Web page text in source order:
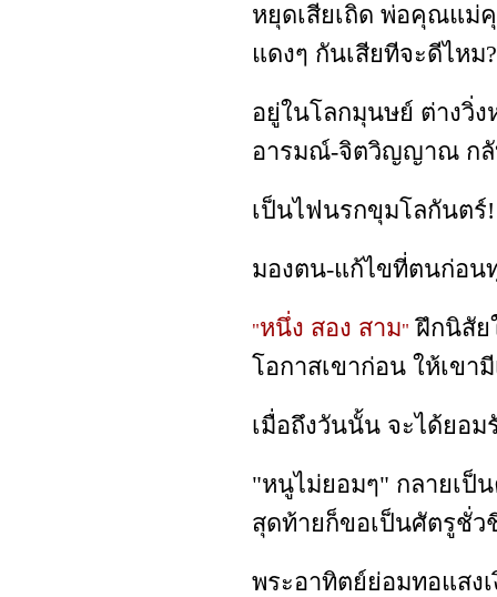
หยุดเสียเถิด พ่อคุณแม่
แดงๆ กันเสียทีจะดีไหม?
อยู่ในโลกมุนษย์ ต่างวิ่
อารมณ์-จิตวิญญาณ กลั
เป็นไฟนรกขุมโลกันตร์!
มองตน-แก้ไขที่ตนก่อน
"หนึ่ง สอง สาม" ฝึกนิสัย
โอกาสเขาก่อน ให้เขา
เมื่อถึงวันนั้น จะได้ยอ
"หนูไม่ยอมๆ" กลายเป็
สุดท้ายก็ขอเป็นศัตรูชั่ว
พระอาทิตย์ย่อมทอแสง